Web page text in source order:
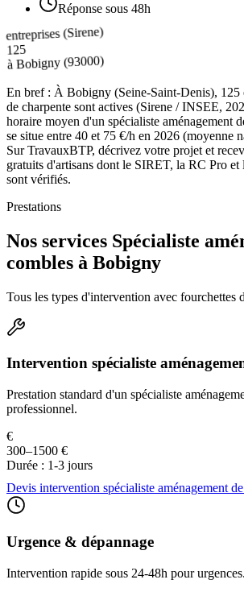
Réponse sous 48h
entreprises (Sirene)
125
àBobigny(93000)
En bref : À Bobigny (Seine-Saint-Denis), 125
de charpente sont actives (Sirene / INSEE,
horaire moyen d'un spécialiste aménagement
se situe entre 40 et 75 €/h en 2026 (moyenne
Sur TravauxBTP, décrivez votre projet et
gratuits d'artisans dont le SIRET, la RC Pro et
sont vérifiés.
Prestations
Nos services Spécialiste
combles à Bobigny
Tous les types d'intervention avec fourchettes
Intervention spécialiste
Prestation standard d'un spécialiste
professionnel.
€
300–1500 €
Durée : 1-3 jours
Devis intervention spécialiste aménagement
Urgence & dépannage
Intervention rapide sous 24-48h pour urgences.